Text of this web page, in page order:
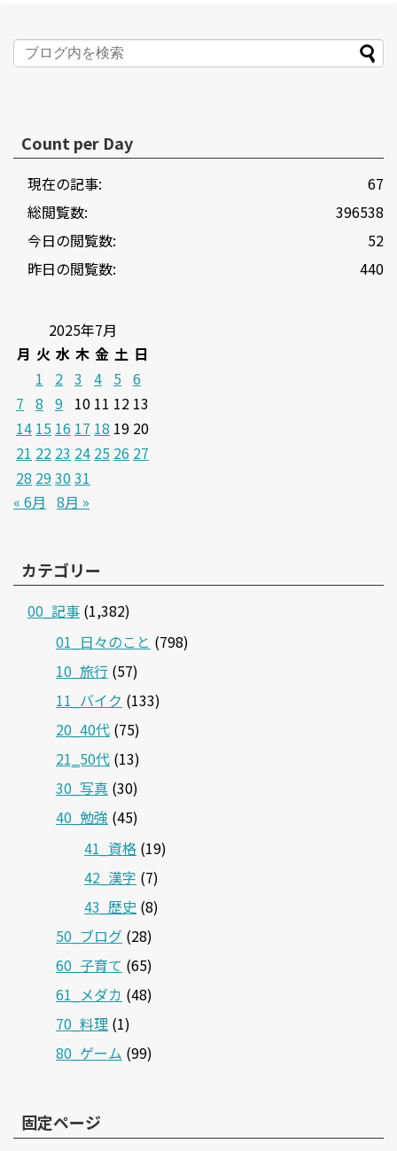
Count per Day
67
現在の記事:
396538
総閲覧数:
52
今日の閲覧数:
440
昨日の閲覧数:
2025年7月
月 火 水 木 金 土 日
1
2 3 4 5 6
7 8 9 10 11 12 13
14 15 16 17 18 19 20
21 22 23 24 25 26 27
28 293031
« 6月 8月 »
カテゴリー
00_記事 (1,382)
01_日々のこと (798)
10_旅行 (57)
11_バイク (133)
20_40代 (75)
21‗50代 (13)
30_写真 (30)
40_勉強 (45)
41_資格 (19)
42_漢字 (7)
43_歴史 (8)
50_ブログ (28)
60_子育て (65)
61_メダカ (48)
70_料理 (1)
80_ゲーム (99)
固定ページ